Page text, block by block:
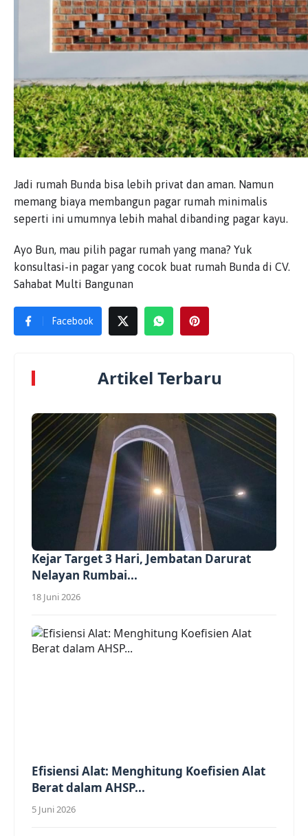
Jadi rumah Bunda bisa lebih privat dan aman. Namun
memang biaya membangun pagar rumah minimalis
seperti ini umumnya lebih mahal dibanding pagar kayu.
Ayo Bun, mau pilih pagar rumah yang mana? Yuk
konsultasi-in pagar yang cocok buat rumah Bunda di CV.
Sahabat Multi Bangunan
Facebook
Artikel Terbaru
Kejar Target 3 Hari, Jembatan Darurat
Nelayan Rumbai...
18 Juni 2026
Efisiensi Alat: Menghitung Koefisien Alat
Berat dalam AHSP...
5 Juni 2026